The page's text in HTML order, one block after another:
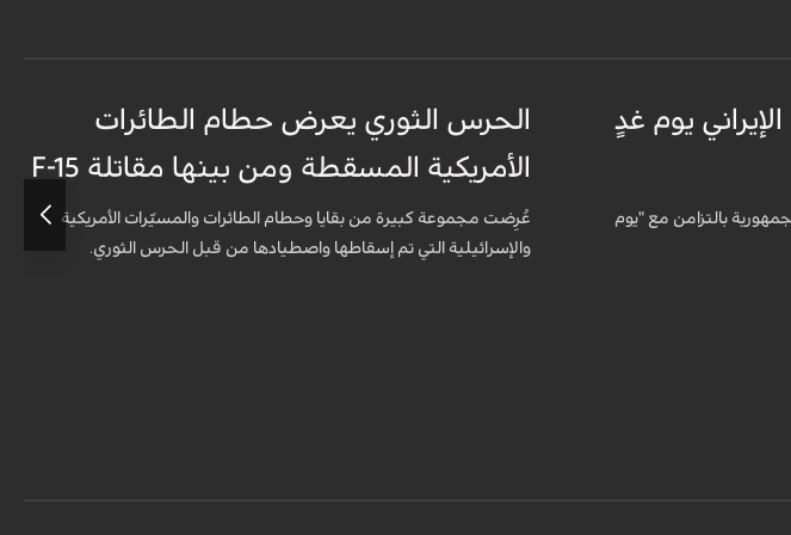
يوم غدٍ
بالتزامن مع "يوم
الحرس الثوري يعرض حطام الطائرات
الأمريكية المسقطة ومن بينها مقاتلة F-15
عُرِضت مجموعة كبيرة من بقايا وحطام الطائرات والمسيّرات الأمريكية
والإسرائيلية التي تم إسقاطها واصطيادها من قبل الحرس الثوري.